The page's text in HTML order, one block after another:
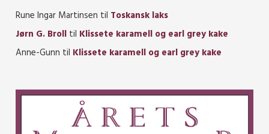
Rune Ingar Martinsen til Toskansk laks
Jørn G. Broll til Klissete karamell og earl grey kake
Anne-Gunn til Klissete karamell og earl grey kake